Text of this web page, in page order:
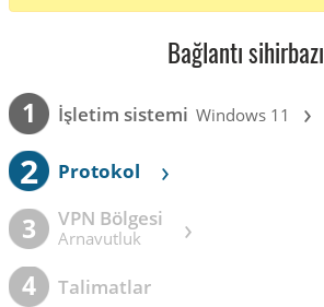
Bağlantı sihirbazı
1 İşletim sistemi Windows 11 ›
2 Protokol ›
3 VPN Bölgesi
Arnavutluk ›
4 Talimatlar